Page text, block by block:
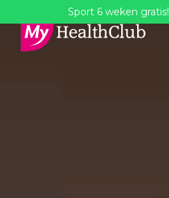
Sport 6 weken gratis!